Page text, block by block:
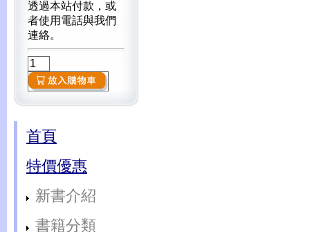
透過本站付款，或
者使用電話與我們
連絡。
首頁
特價優惠
新書介紹
書籍分類